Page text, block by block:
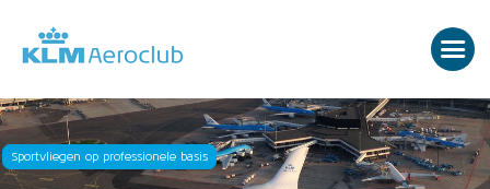
Sportvliegen op professionele basis